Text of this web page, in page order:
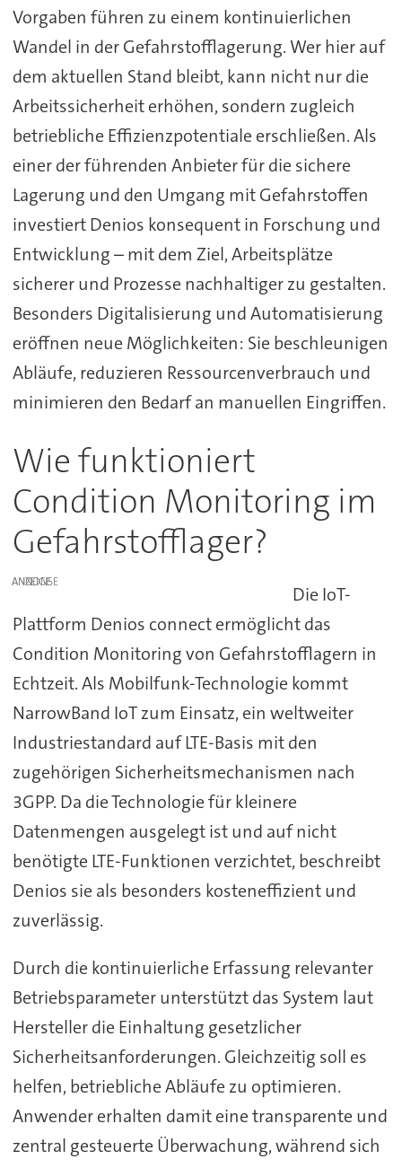
Vorgaben führen zu einem kontinuierlichen
Wandel in der Gefahrstofflagerung. Wer hier auf
dem aktuellen Stand bleibt, kann nicht nur die
Arbeitssicherheit erhöhen, sondern zugleich
betriebliche Effizienzpotentiale erschließen. Als
einer der führenden Anbieter für die sichere
Lagerung und den Umgang mit Gefahrstoffen
investiert Denios konsequent in Forschung und
Entwicklung – mit dem Ziel, Arbeitsplätze
sicherer und Prozesse nachhaltiger zu gestalten.
Besonders Digitalisierung und Automatisierung
eröffnen neue Möglichkeiten: Sie beschleunigen
Abläufe, reduzieren Ressourcenverbrauch und
minimieren den Bedarf an manuellen Eingriffen.
Wie funktioniert
Condition Monitoring im
Gefahrstofflager?
ANZEIGE
Die IoT-
Plattform Denios connect ermöglicht das
Condition Monitoring von Gefahrstofflagern in
Echtzeit. Als Mobilfunk-Technologie kommt
NarrowBand IoT zum Einsatz, ein weltweiter
Industriestandard auf LTE-Basis mit den
zugehörigen Sicherheitsmechanismen nach
3GPP. Da die Technologie für kleinere
Datenmengen ausgelegt ist und auf nicht
benötigte LTE-Funktionen verzichtet, beschreibt
Denios sie als besonders kosteneffizient und
zuverlässig.
Durch die kontinuierliche Erfassung relevanter
Betriebsparameter unterstützt das System laut
Hersteller die Einhaltung gesetzlicher
Sicherheitsanforderungen. Gleichzeitig soll es
helfen, betriebliche Abläufe zu optimieren.
Anwender erhalten damit eine transparente und
zentral gesteuerte Überwachung, während sich